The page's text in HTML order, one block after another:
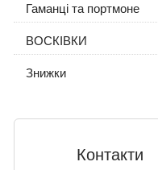
З камінням
Без каменів
Без каменів
Ланцюжок з підвіскою
Гаманці та портмоне
ВОСКІВКИ
Знижки
Контакти